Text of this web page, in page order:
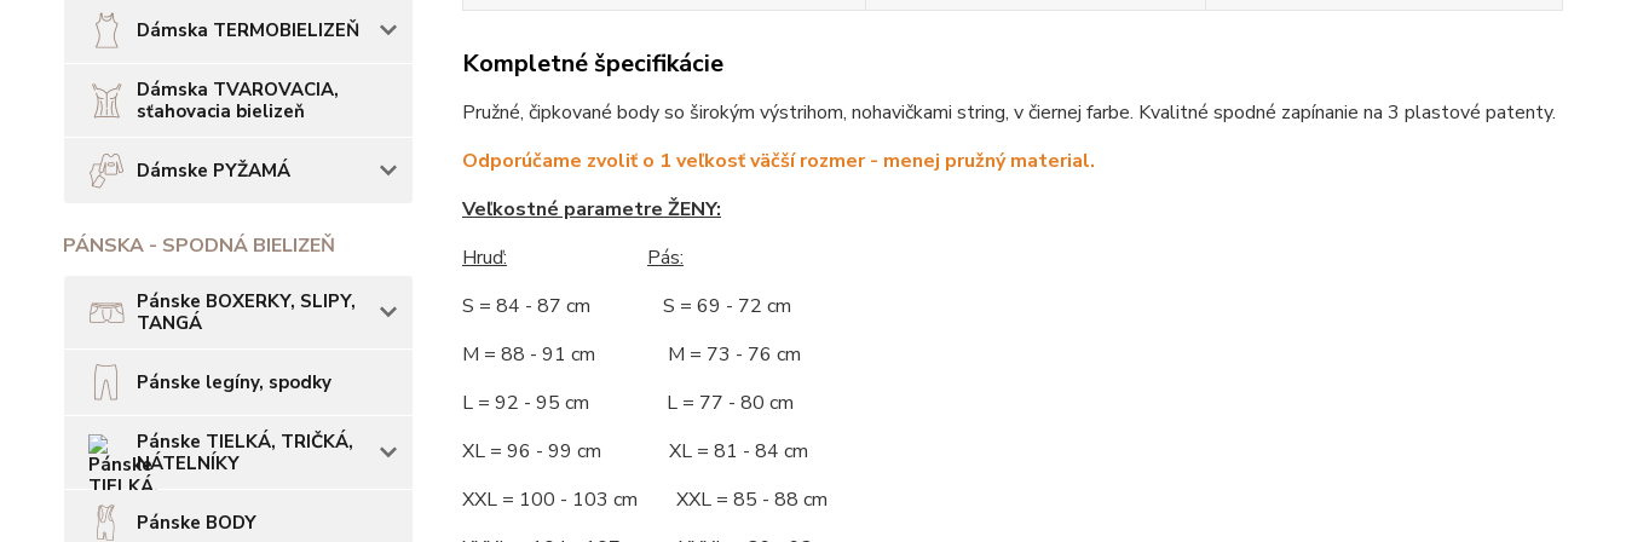
Dámska TERMOBIELIZEŇ
Dámska TVAROVACIA,
sťahovacia bielizeň
Dámske PYŽAMÁ
PÁNSKA - SPODNÁ BIELIZEŇ
Pánske BOXERKY, SLIPY,
TANGÁ
Pánske legíny, spodky
Pánske TIELKÁ, TRIČKÁ,
NÁTELNÍKY
Pánske BODY
Kompletné špecifikácie
Pružné, čipkované body so širokým výstrihom, nohavičkami string, v čiernej farbe. Kvalitné spodné zapínanie na 3 plastové patenty.
Odporúčame zvoliť o 1 veľkosť väčší rozmer - menej pružný material.
Veľkostné parametre ŽENY:
Hruď:
Pás:
S = 84 - 87 cm S = 69 - 72 cm
M = 88 - 91 cm M = 73 - 76 cm
L = 92 - 95 cm L = 77 - 80 cm
XL = 96 - 99 cm XL = 81 - 84 cm
XXL = 100 - 103 cm XXL = 85 - 88 cm